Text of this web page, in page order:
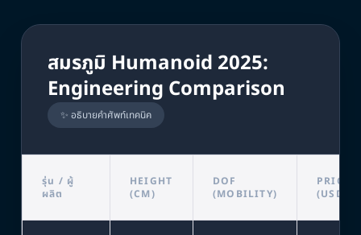
สมรภูมิ Humanoid 2025:
Engineering Comparison
✨ อธิบายคำศัพท์เทคนิค
รุ่น / ผู้
ผลิต
HEIGHT
(CM)
DOF
(MOBILITY)
PRICE
(USD)